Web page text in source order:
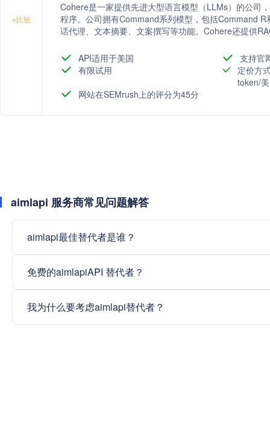
+比较
Cohere是一家提供先进大型语言模型（LLMs）的公司
程序。公司拥有Command系列模型，包括Command
话代理、文本摘要、文案撰写等功能。Cohere还提供
有云以及本地部署等多种环境中使用，满足不同客户的
API适用于美国
支持官
有限试用
定价方
token/
网站在SEMrush上的评分为45分
aimlapi 服务商常见问题解答
aimlapi最佳替代者是谁？
免费的aimlapiAPI 替代者？
我为什么要考虑aimlapi替代者？